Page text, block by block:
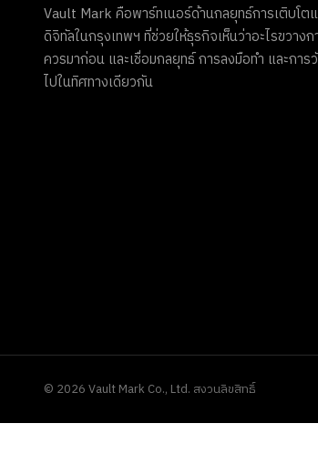
Vault Mark คือพาร์ทเนอร์ด้านกลยุทธ์การเติบโต
ดิจิทัลในกรุงเทพฯ ที่ช่วยให้ธุรกิจเห็นว่าอะไรขวางก
ควรมาก่อน และเชื่อมกลยุทธ์ การลงมือทำ และการ
ไปในทิศทางเดียวกัน
© 2026Vault Mark Co., Ltd. สงวนลิขสิทธิ์